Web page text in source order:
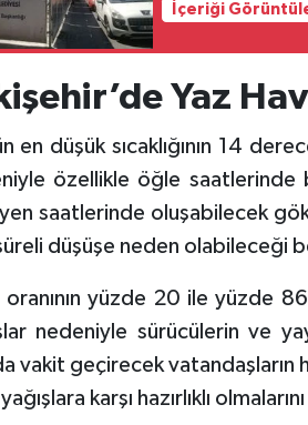
İçeriği
Yaz
en düşük sıcaklığının 14
özellikle öğle saatlerinde
saatlerinde oluşabilecek gök
süreli düşüşe neden olabileceği
oranının yüzde 20 ile yüzde
nedeniyle sürücülerin ve
vakit geçirecek vatandaşların
karşı hazırlıklı